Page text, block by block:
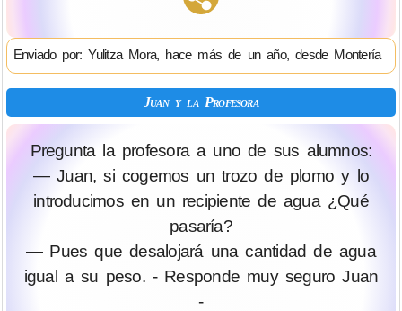
Enviado por: Yulitza Mora, hace más de un año, desde Montería
Juan y la Profesora
Pregunta la profesora a uno de sus alumnos:
— Juan, si cogemos un trozo de plomo y lo
introducimos en un recipiente de agua ¿Qué
pasaría?
— Pues que desalojará una cantidad de agua
igual a su peso. - Responde muy seguro Juan
-